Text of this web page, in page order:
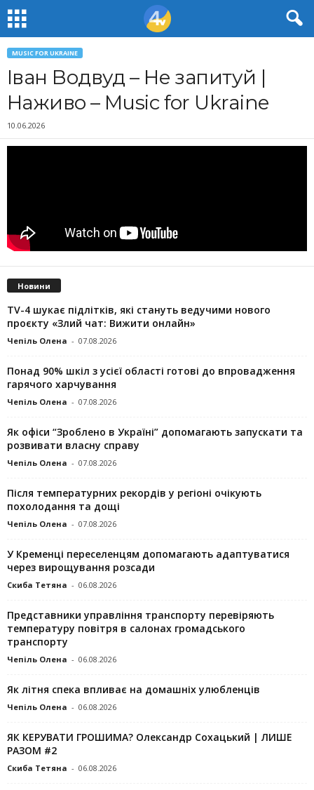
MUSIC FOR UKRAINE
Іван Водвуд – Не запитуй |
Наживо – Music for Ukraine
10.06.2026
Новини
TV-4 шукає підлітків, які стануть ведучими нового
проєкту «Злий чат: Вижити онлайн»
Чепіль Олена - 07.08.2026
Понад 90% шкіл з усієї області готові до впровадження
гарячого харчування
Чепіль Олена - 07.08.2026
Як офіси “Зроблено в Україні” допомагають запускaти та
розвивати власну справу
Чепіль Олена - 07.08.2026
Після температурних рекордів у регіоні очікують
похолодання та дощі
Чепіль Олена - 07.08.2026
У Кременці переселенцям допомагають адаптуватися
через вирощування розсади
Скиба Тетяна - 06.08.2026
Представники управління транспорту перевіряють
температуру повітря в салонах громадського
транспорту
Чепіль Олена - 06.08.2026
Як літня спека впливає на домашніх улюбленців
Чепіль Олена - 06.08.2026
ЯК КЕРУВАТИ ГРОШИМА? Олександр Сохацький | ЛИШЕ
РАЗОМ #2
Скиба Тетяна - 06.08.2026